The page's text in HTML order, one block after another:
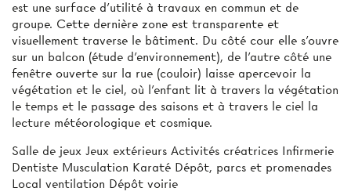
est une surface d'utilité à travaux en commun et de
groupe. Cette dernière zone est transparente et
visuellement traverse le bâtiment. Du côté cour elle s'ouvre
sur un balcon (étude d'environnement), de l'autre côté une
fenêtre ouverte sur la rue (couloir) laisse apercevoir la
végétation et le ciel, où l'enfant lit à travers la végétation
le temps et le passage des saisons et à travers le ciel la
lecture météorologique et cosmique.
Salle de jeux Jeux extérieurs Activités créatrices Infirmerie
Dentiste Musculation Karaté Dépôt, parcs et promenades
Local ventilation Dépôt voirie